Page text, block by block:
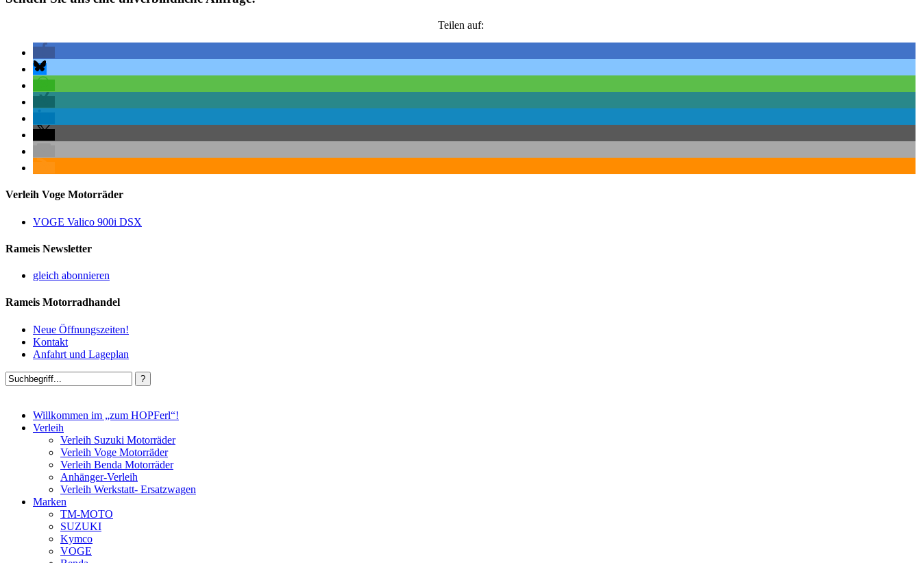
Teilen auf:
Verleih Voge Motorräder
VOGE Valico 900i DSX
Rameis Newsletter
gleich abonnieren
Rameis Motorradhandel
Neue Öffnungszeiten!
Kontakt
Anfahrt und Lageplan
Willkommen im „zum HOPFerl“!
Verleih
Verleih Suzuki Motorräder
Verleih Voge Motorräder
Verleih Benda Motorräder
Anhänger-Verleih
Verleih Werkstatt- Ersatzwagen
Marken
TM-MOTO
SUZUKI
Kymco
VOGE